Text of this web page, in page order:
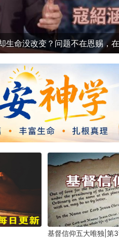
别把真神当偶像拜！你是在跟
基督信仰五大唯独|第